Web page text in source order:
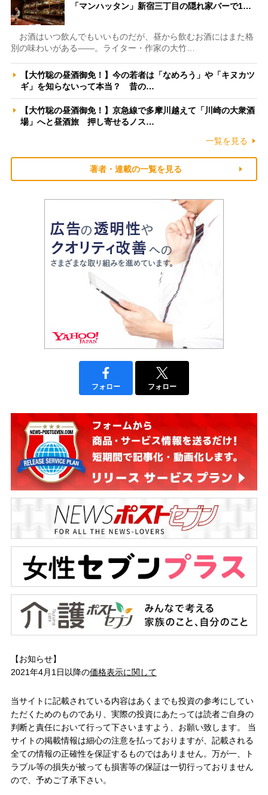
「マンハッタン」新宿三丁目の隠れ家バーで1…
お酒はいつ飲んでもいいものだが、昼から飲むお酒にはまた格
別の味わいがある――。ライター・作家の大竹…
【大竹聡の昼酒御免！】今の若者は「なめろう」や「キヌカツ
ギ」を知らないって本当？ 昔の…
【大竹聡の昼酒御免！】京急線で多摩川越えて「川崎の大衆酒
場」へと昼酒旅 押し寄せるノス…
一覧を見る
著者・連載の一覧を見る
フォロー フォロー
【お知らせ】
2021年4月1日以降の価格表示に関して
当サイトに記載されている内容はあくまでも投資の参考にしてい
ただくためのものであり、実際の投資にあたっては読者ご自身の
判断と責任において行って下さいますよう、お願い致します。 当
サイトの掲載情報は細心の注意を払っておりますが、記載される
全ての情報の正確性を保証するものではありません。万が一、ト
ラブル等の損失が被っても損害等の保証は一切行っておりません
ので、予めご了承下さい。